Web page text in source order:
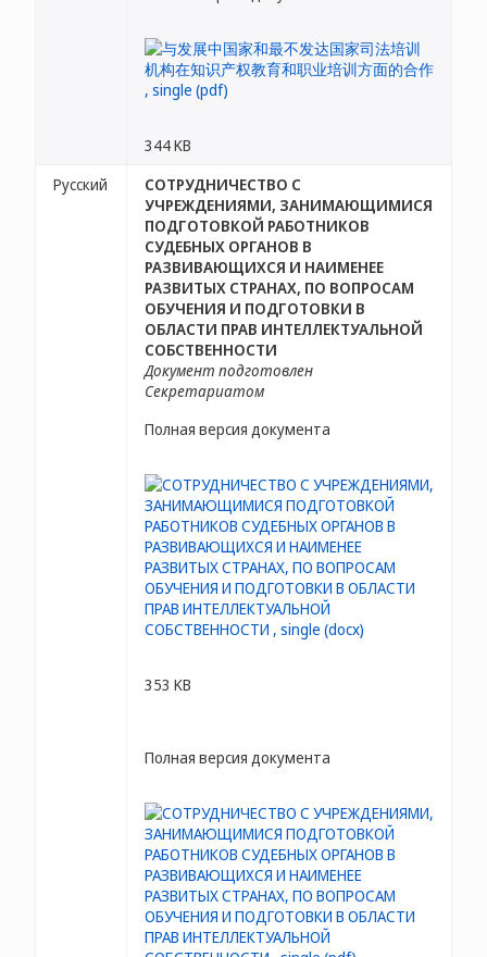
344 KB
Русский
СОТРУДНИЧЕСТВО С
УЧРЕЖДЕНИЯМИ, ЗАНИМАЮЩИМИСЯ
ПОДГОТОВКОЙ РАБОТНИКОВ
СУДЕБНЫХ ОРГАНОВ В
РАЗВИВАЮЩИХСЯ И НАИМЕНЕЕ
РАЗВИТЫХ СТРАНАХ, ПО ВОПРОСАМ
ОБУЧЕНИЯ И ПОДГОТОВКИ В
ОБЛАСТИ ПРАВ ИНТЕЛЛЕКТУАЛЬНОЙ
СОБСТВЕННОСТИ
Документ подготовлен
Секретариатом
Полная версия документа
353 KB
Полная версия документа